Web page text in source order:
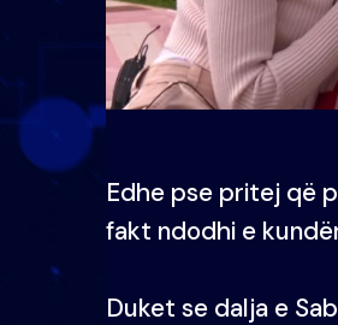
Edhe pse pritej që
fakt ndodhi e
Duket se dalja e